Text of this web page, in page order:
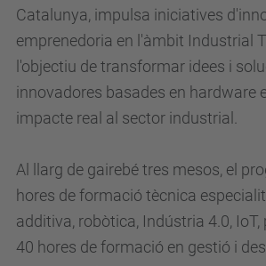
Catalunya, impulsa iniciatives
emprenedoria en l'àmbit Industrial
l'objectiu de transformar idees i
innovadores basades en hardware
impacte real al sector industrial.
Al llarg de gairebé tres mesos, el
hores de formació tècnica
additiva, robòtica, Indústria 4.0,
40 hores de formació en gestió i